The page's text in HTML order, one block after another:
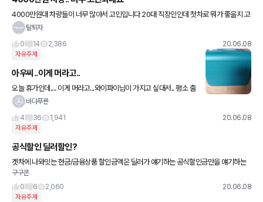
4000만원대 차량들이 너무 많아서 고민입니다 20대 직장인인데 첫차로 뭐가 좋을지 고
민입니다 하차감이나 디자인 이런거 다 따지니가 못고르겠더라구요 테슬라 모3 / 벤츠 a
탈퇴자
0
14 2,386 20.06.08
자유주제
아우씨..이게 머라고..
오늘 휴가인데.... 이게 머라고...와이파이님이 가지고 싶대서.. 평소 출
바다푸른
4
36 1,941 20.06.08
자유주제
공식할인 딜러할인?
겟차에 나와잇는 현금/금융상품 할인금액은 딜러가 얘기하는 공식할인금만을 얘기하는
건가요 아니면 공식 + 딜러페이백까지 합친 금액을 얘기하는 건가요?
구구콘
0
6 2,060 20.06.08
자유주제